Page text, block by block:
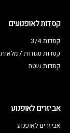
קסדות לאופנועים
קסדות 3/4
קסדות סגורות / מלאות
קסדות שטח
אביזרים לאופנוע
אביזרים לאופנוע